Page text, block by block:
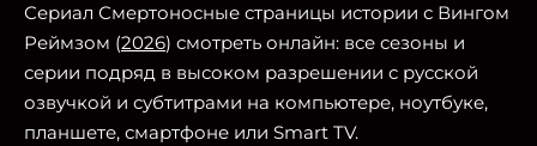
Сериал Смертоносные страницы истории с Вингом
Реймзом (2026) смотреть онлайн: все сезоны и
серии подряд в высоком разрешении с русской
озвучкой и субтитрами на компьютере, ноутбуке,
планшете, смартфоне или Smart TV.